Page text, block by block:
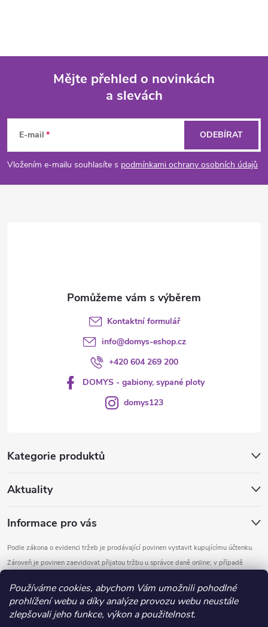
Používáme cookies, abychom Vám umožnili pohodlné
prohlížení webu a díky analýze provozu webu neustále
zlepšovali jeho funkce, výkon a použitelnost.
p
a
Mějte přehled o novinkách
a slevách
E-mail
Vložením e-mailu souhlasíte s podmínkami ochrany osobních údajů
ODEBÍRAT
Kategorie produktů
Aktuality
Informace pro vás
Podle zákona o evidenci tržeb je prodávající povinen vystavit kupujícímu účtenku.
Zároveň je povinen zaevidovat přijatou tržbu u správce daně online; v případě
Kontaktní formulář
info@domys-eshop.cz
+420 604 269 200
DOMYS - gabiony, sypané ploty
domys123
Copyright 2026DOMYS. Všechna práva vyhrazena.